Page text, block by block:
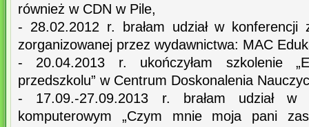
również w CDN w Pile,
- 28.02.2012 r. brałam udział w konferencji
zorganizowanej przez wydawnictwa: MAC
- 20.04.2013 r. ukończyłam szkolenie
przedszkolu” w Centrum Doskonalenia
- 17.09.-27.09.2013 r. brałam udział w
komputerowym „Czym mnie moja pani